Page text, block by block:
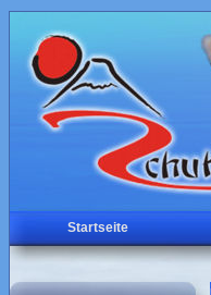
Startseite